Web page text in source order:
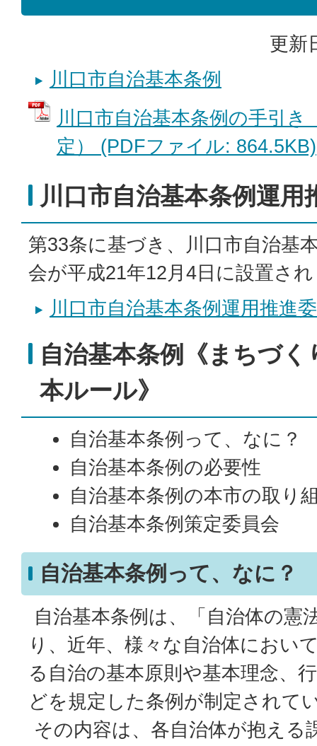
更新
川口市自治基本条例
川口市自治基本条例の手引き
定） (PDFファイル: 864.5KB)
川口市自治基本条例運用
第33条に基づき、川口市自治基
会が平成21年12月4日に設置さ
川口市自治基本条例運用推進
自治基本条例《まちづく
本ルール》
自治基本条例って、なに？
自治基本条例の必要性
自治基本条例の本市の取り
自治基本条例策定委員会
自治基本条例って、なに？
自治基本条例は、「自治体の憲
り、近年、様々な自治体におい
る自治の基本原則や基本理念、
どを規定した条例が制定されて
その内容は、各自治体が抱える